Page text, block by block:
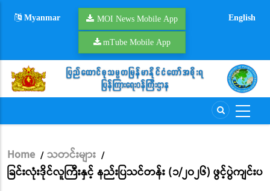
Myanmar MOI News Mobile App
mTube Mobile App
English
Breadcrumb
Home / သတင်းများ /
ခြင်းလုံးဒိုင်လူကြီးနှင့် နည်းပြသင်တန်း (၁/၂၀၂၆) ဖွင့်ပွဲကျင်းပ